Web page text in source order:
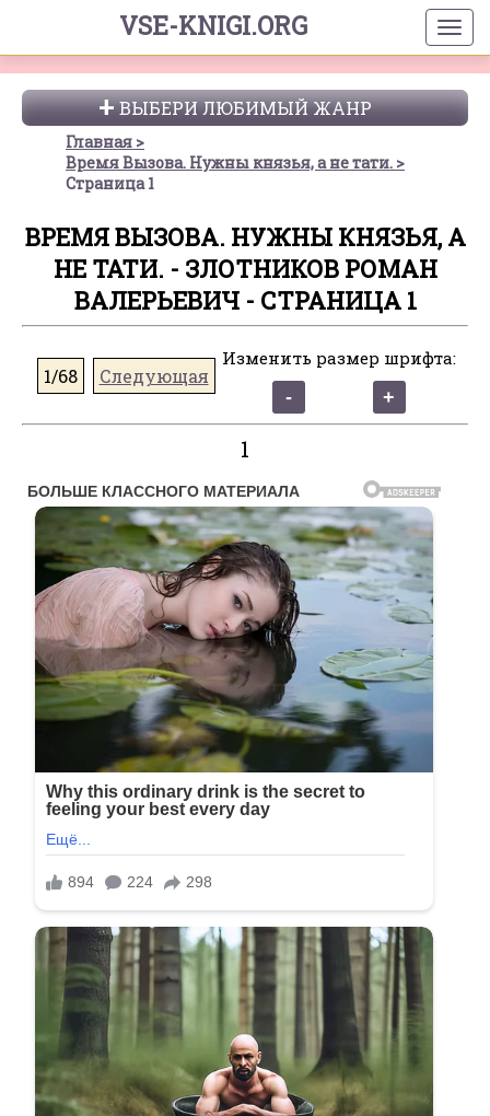
VSE-KNIGI.ORG
ВЫБЕРИ ЛЮБИМЫЙ ЖАНР
Главная
Время Вызова. Нужны князья, а не тати.
Страница 1
ВРЕМЯ ВЫЗОВА. НУЖНЫ КНЯЗЬЯ, А
НЕ ТАТИ. - ЗЛОТНИКОВ РОМАН
ВАЛЕРЬЕВИЧ - СТРАНИЦА 1
1/68 Следующая
Изменить размер шрифта:
1